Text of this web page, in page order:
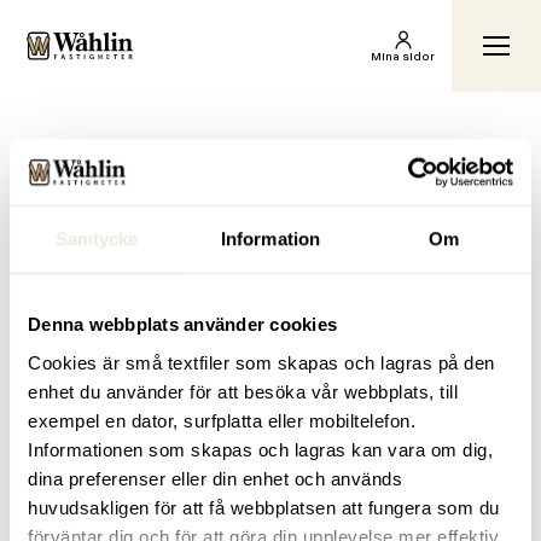
Samtycke Information Om
Denna webbplats använder cookies
Cookies är små textfiler som skapas och lagras på den
enhet du använder för att besöka vår webbplats, till
exempel en dator, surfplatta eller mobiltelefon.
Informationen som skapas och lagras kan vara om dig,
dina preferenser eller din enhet och används
huvudsakligen för att få webbplatsen att fungera som du
förväntar dig och för att göra din upplevelse mer effektiv.
Wåhlin Fastigheter AB Mina sidor
Hem Hyr av oss 3580-01 Backvägen 6
Inga inlägg hittades.
Genvägar
För dig som
hyresgäst
Vill bli hyresgäst
Kontakt
info@wahlinfastigheter.se
Anderstorpsvägen 4,
171 51 Solna